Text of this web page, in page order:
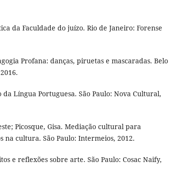
da Faculdade do juízo. Rio de Janeiro: Forense
Profana: danças, piruetas e mascaradas. Belo
da Língua Portuguesa. São Paulo: Nova Cultural,
Picosque, Gisa. Mediação cultural para
na cultura. São Paulo: Intermeios, 2012.
e reflexões sobre arte. São Paulo: Cosac Naify,